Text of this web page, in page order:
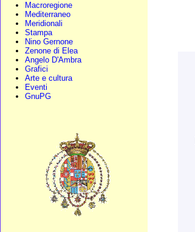
Macroregione
Mediterraneo
Meridionali
Stampa
Nino Gernone
Zenone di Elea
Angelo D'Ambra
Grafici
Arte e cultura
Eventi
GnuPG